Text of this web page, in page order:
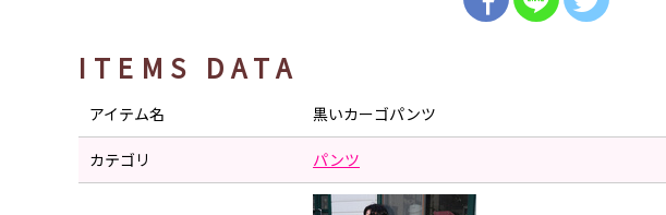
ITEMS DATA
アイテム名 黒いカーゴパンツ
カテゴリ パンツ